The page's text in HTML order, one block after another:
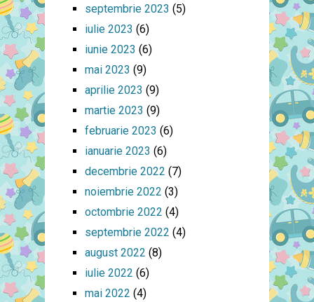
septembrie 2023 (5)
iulie 2023 (6)
iunie 2023 (6)
mai 2023 (9)
aprilie 2023 (9)
martie 2023 (9)
februarie 2023 (6)
ianuarie 2023 (6)
decembrie 2022 (7)
noiembrie 2022 (3)
octombrie 2022 (4)
septembrie 2022 (4)
august 2022 (8)
iulie 2022 (6)
mai 2022 (4)